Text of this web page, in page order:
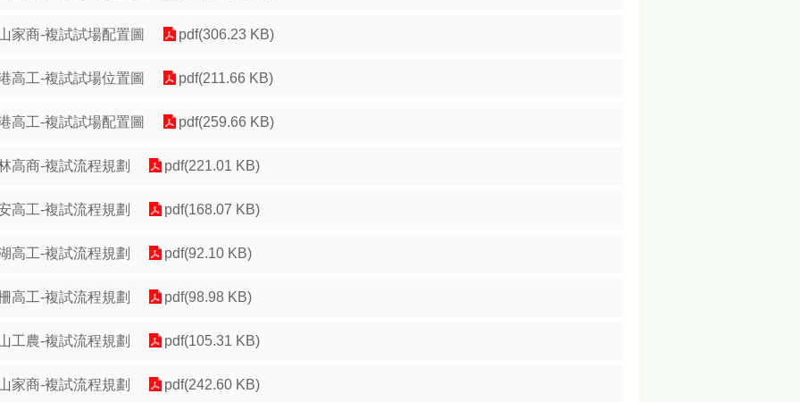
家商-複試試場配置圖 pdf(306.23 KB)
高工-複試試場位置圖 pdf(211.66 KB)
高工-複試試場配置圖 pdf(259.66 KB)
高商-複試流程規劃 pdf(221.01 KB)
高工-複試流程規劃 pdf(168.07 KB)
高工-複試流程規劃 pdf(92.10 KB)
高工-複試流程規劃 pdf(98.98 KB)
工農-複試流程規劃 pdf(105.31 KB)
家商-複試流程規劃 pdf(242.60 KB)